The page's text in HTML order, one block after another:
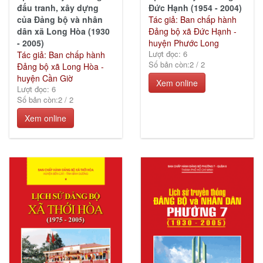
đấu tranh, xây dựng
của Đảng bộ và nhân
dân xã Long Hòa (1930
- 2005)
Tác giả: Ban chấp hành
Đảng bộ xã Long Hòa -
huyện Cần Giờ
Lượt đọc: 6
Số bản còn:2/2
Xem online
Đức Hạnh (1954 - 2004)
Tác giả: Ban chấp hành
Đảng bộ xã Đức Hạnh -
huyện Phước Long
Lượt đọc: 6
Số bản còn:2/2
Xem online